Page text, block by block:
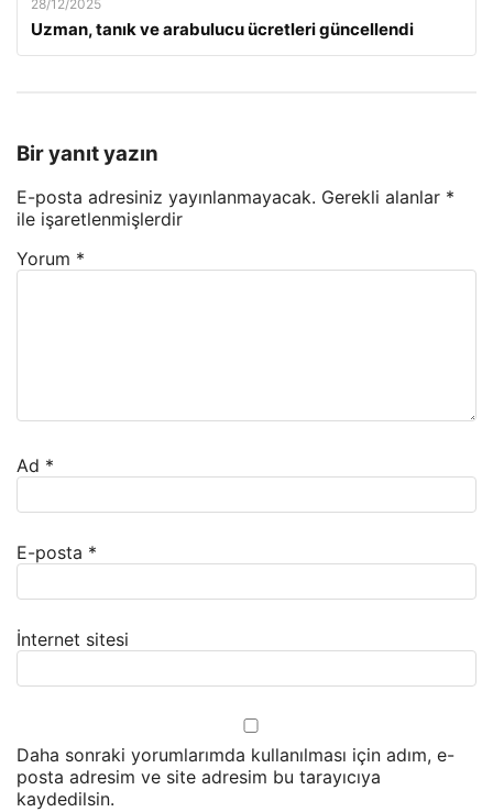
28/12/2025
Uzman, tanık ve arabulucu ücretleri güncellendi
Bir yanıt yazın
E-posta adresiniz yayınlanmayacak. Gerekli alanlar *
ile işaretlenmişlerdir
Yorum *
Ad *
E-posta *
İnternet sitesi
Daha sonraki yorumlarımda kullanılması için adım, e-
posta adresim ve site adresim bu tarayıcıya
kaydedilsin.